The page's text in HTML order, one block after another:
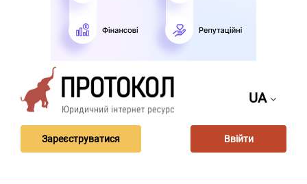
UA
Зареєструватися Ввійти